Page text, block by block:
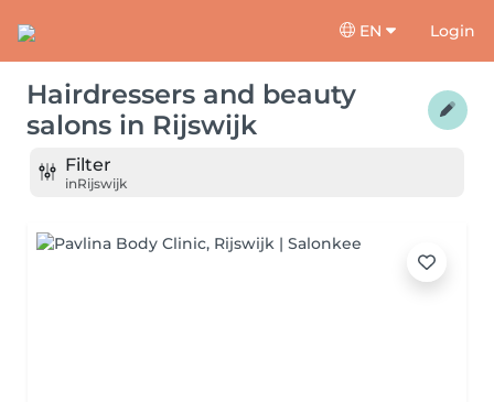
EN Login
Hairdressers and beauty
salons in Rijswijk
Filter
inRijswijk